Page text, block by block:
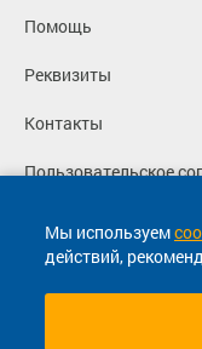
Мы используем
действий,
Помощь
Реквизиты
Контакты
Пользовательское
Политика
Согласие на
© 2013-2026, ООО